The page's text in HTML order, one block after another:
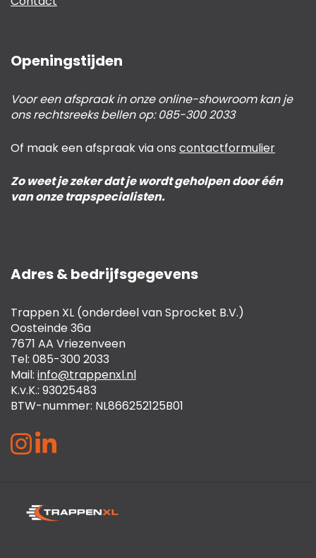
Openingstijden
Voor een afspraak in onze online-showroom kan je
ons rechtsreeks bellen op: 085-300 2033
Of maak een afspraak via ons contactformulier
Zo weet je zeker dat je wordt geholpen door één
van onze trapspecialisten.
Adres & bedrijfsgegevens
Trappen XL (onderdeel van Sprocket B.V.)
Oosteinde 36a
7671 AA Vriezenveen
Tel: 085-300 2033
Mail: info@trappenxl.nl
K.v.K.: 93025483
BTW-nummer: NL866252125B01